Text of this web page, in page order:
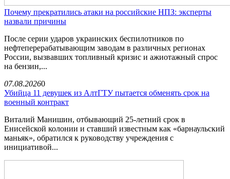
Почему прекратились атаки на российские НПЗ: эксперты
назвали причины
После серии ударов украинских беспилотников по
нефтеперерабатывающим заводам в различных регионах
России, вызвавших топливный кризис и ажиотажный спрос
на бензин,...
07.08.20260
Убийца 11 девушек из АлтГТУ пытается обменять срок на
военный контракт
Виталий Манишин, отбывающий 25-летний срок в
Енисейской колонии и ставший известным как «барнаульский
маньяк», обратился к руководству учреждения с
инициативой...